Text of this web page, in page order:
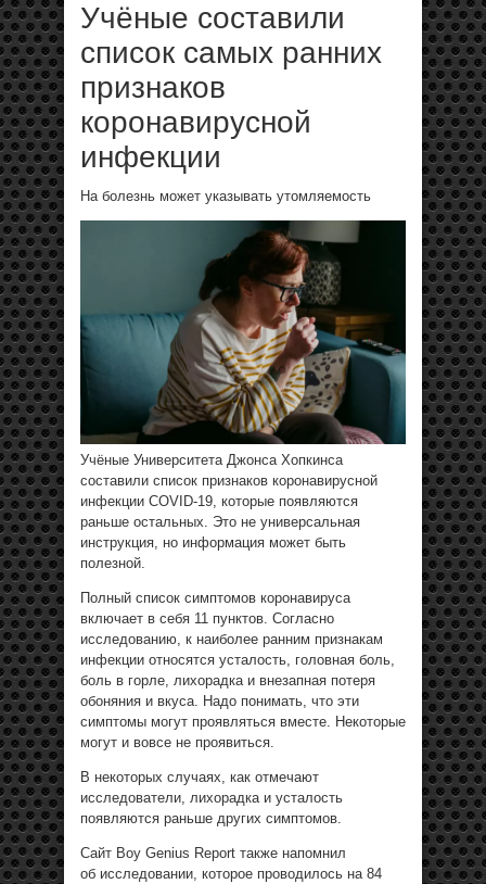
Учёные составили
список самых ранних
признаков
коронавирусной
инфекции
На болезнь может указывать утомляемость
Учёные Университета Джонса Хопкинса
составили список признаков коронавирусной
инфекции COVID-19, которые появляются
раньше остальных. Это не универсальная
инструкция, но информация может быть
полезной.
Полный список симптомов коронавируса
включает в себя 11 пунктов. Согласно
исследованию, к наиболее ранним признакам
инфекции относятся усталость, головная боль,
боль в горле, лихорадка и внезапная потеря
обоняния и вкуса. Надо понимать, что эти
симптомы могут проявляться вместе. Некоторые
могут и вовсе не проявиться.
В некоторых случаях, как отмечают
исследователи, лихорадка и усталость
появляются раньше других симптомов.
Сайт Boy Genius Report также напомнил
об исследовании, которое проводилось на 84